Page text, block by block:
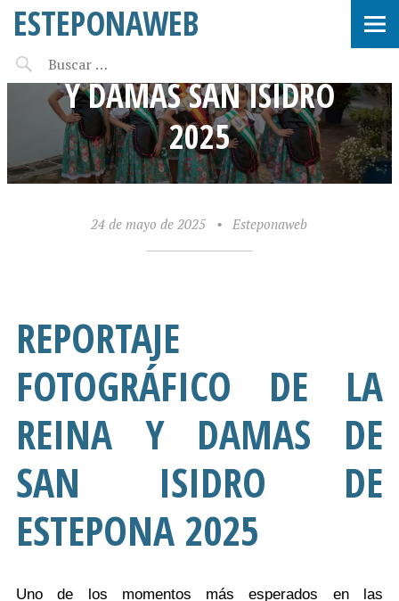
ESTEPONAWEB
REPORTAJE OFICIAL REINA
Y DAMAS SAN ISIDRO
2025
24 de mayo de 2025 • Esteponaweb
REPORTAJE
FOTOGRÁFICO DE LA
REINA Y DAMAS DE
SAN ISIDRO DE
ESTEPONA 2025
Uno de los momentos más esperados en las